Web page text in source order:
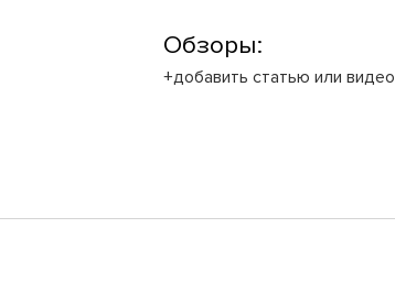
Обзоры:
+добавить статью или видео